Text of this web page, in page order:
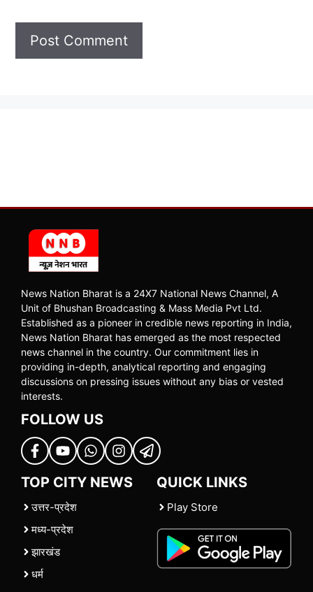
News Nation Bharat is a 24X7 National News Channel, A
Unit of Bhushan Broadcasting & Mass Media Pvt Ltd.
Established as a pioneer in credible news reporting in India,
News Nation Bharat has emerged as the most respected
news channel in the country. Our commitment lies in
providing in-depth, analytical reporting and engaging
discussions on pressing issues without any bias or vested
interests.
FOLLOW US
TOP CITY NEWS
उत्तर-प्रदेश
मध्य-प्रदेश
झारखंड
धर्म
QUICK LINKS
Play Store